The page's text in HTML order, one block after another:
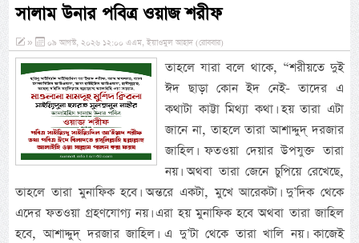
সালাম উনার পবিত্র ওয়াজ শরীফ
» ০৯ আগস্ট, ২০২৬ ১২:০০ এএম, ইয়াওমুল আহাদ (রোববার)
তাহলে যারা বলে থাকে, “শরীয়তে দুই
ঈদ ছাড়া কোন ইদ নেই- তাদের এ
কথাটা কাট্টা মিথ্যা কথা। হয় তারা এটা
জানে না, তাহলে তারা আশাদ্দুদ্ দরজার
জাহিল। ফতওয়া দেয়ার উপযুক্ত তারা
নয়। অথবা তারা জেনে চুপিয়ে রেখেছে,
তাহলে তারা মুনাফিক হবে। অন্তরে একটা, মুখে আরেকটা। দু’দিক থেকে
এদের ফতওয়া গ্রহণযোগ্য নয়। এরা হয় মুনাফিক হবে অথবা তারা জাহিল
হবে, আশাদ্দুদ্ দরজার জাহিল। এ দু’টা থেকে তারা খালি নয়। কাজেই